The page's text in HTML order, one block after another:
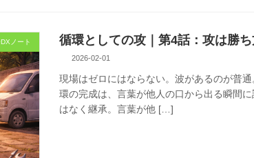
ノート 循環としての攻｜第4話：攻は勝
2026-02-01
現場はゼロにはならない。波があるのが普
環の完成は、言葉が他人の口から出る瞬間
はなく継承。言葉が他 […]